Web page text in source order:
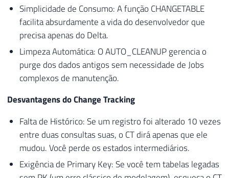
Simplicidade de Consumo: A função CHANGETABLE
facilita absurdamente a vida do desenvolvedor que
precisa apenas do Delta.
Limpeza Automática: O AUTO_CLEANUP gerencia o
purge dos dados antigos sem necessidade de Jobs
complexos de manutenção.
Desvantagens do Change Tracking
Falta de Histórico: Se um registro foi alterado 10 vezes
entre duas consultas suas, o CT dirá apenas que ele
mudou. Você perde os estados intermediários.
Exigência de Primary Key: Se você tem tabelas legadas